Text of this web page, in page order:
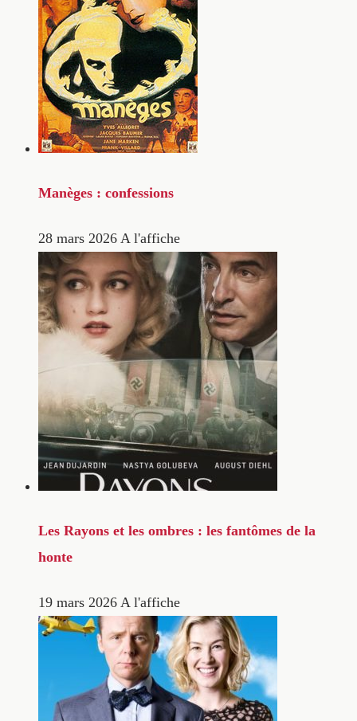
Manèges : confessions
28 mars 2026 A l'affiche
Les Rayons et les ombres : les fantômes de la
honte
19 mars 2026 A l'affiche